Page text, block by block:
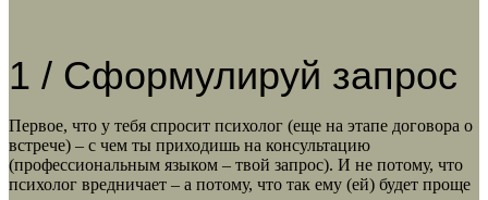
1 / Сформулируй запрос
Первое, что у тебя спросит психолог (еще на этапе договора о
встрече) – с чем ты приходишь на консультацию
(профессиональным языком – твой запрос). И не потому, что
психолог вредничает – а потому, что так ему (ей) будет проще